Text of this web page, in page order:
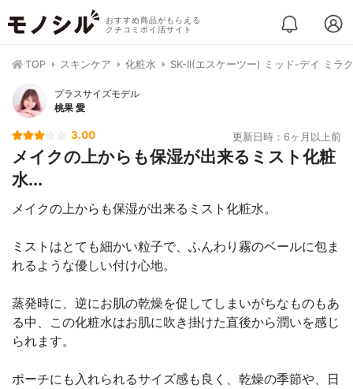
おすすめ商品がもらえる
クチコミポイ活サイト
TOP スキンケア 化粧水 SK-II(エスケーツー) ミッド-デイ ミラ
プラスサイズモデル
桃果 愛
3.00 更新日時：6ヶ月以上前
メイクの上からも保湿が出来るミスト化粧
水...
メイクの上からも保湿が出来るミスト化粧水。
ミストはとても細かい粒子で、ふんわり霧のベールに包ま
れるような優しい付け心地。
蒸発時に、逆にお肌の乾燥を促してしまいがちなものもあ
る中、この化粧水はお肌に吹き掛けた直後から潤いを感じ
られます。
ポーチにも入れられるサイズ感も良く、乾燥の季節や、日